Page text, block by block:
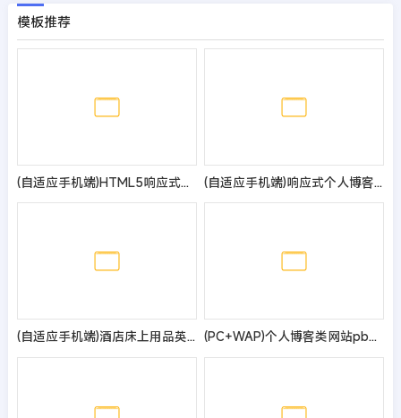
模板推荐
(自适应手机端)HTML5响应式甲醛检测网站模板 (自适应手机端)响应式个人博客网站模板 蓝色新闻资讯类网站源码
(自适应手机端)酒店床上用品英文外贸网站模板 - 带下载功能和三级栏目 (PC+WAP)个人博客类网站pbootcms模板 新闻资讯博客类网源码